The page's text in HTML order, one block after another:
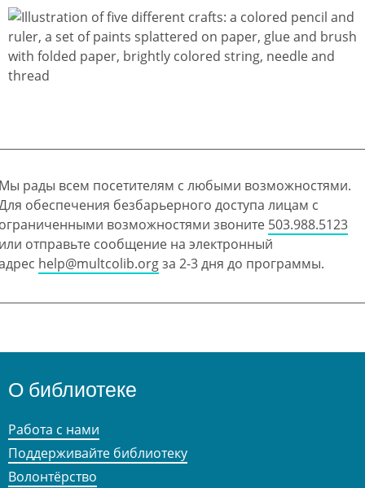
рады всем посетителям с любыми возможностями.
обеспечения безбарьерного доступа лицам с
возможностями звоните 503.988.5123
отправьте сообщение на электронный
help@multcolib.orgза 2-3 дня до программы.
О библиотеке
Работа с нами
Поддерживайте библиотеку
Волонтёрство